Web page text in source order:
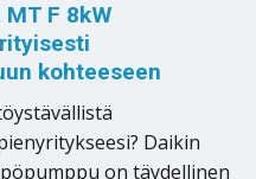
F 8kW
kohteeseen
Daikin
on täydellinen